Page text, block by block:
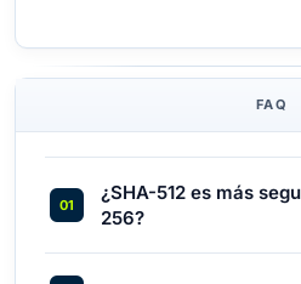
FAQ
¿SHA-512 es más
256?